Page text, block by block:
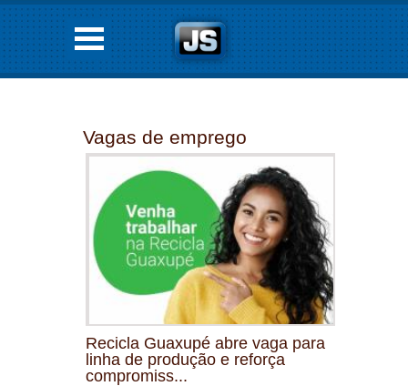
Vagas de emprego
Recicla Guaxupé abre vaga para
linha de produção e reforça
compromiss...